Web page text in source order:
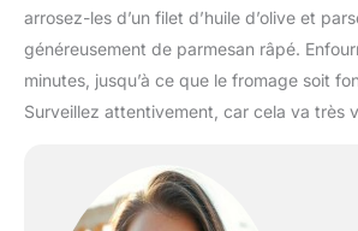
arrosez-les d’un filet d’huile d’olive et
généreusement de parmesan râpé.
minutes, jusqu’à ce que le fromage soit
Surveillez attentivement, car cela va très